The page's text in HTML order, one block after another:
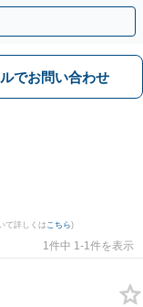
能】
でお問い合わせ
て詳しくはこちら)
1件中 1-1件を表示